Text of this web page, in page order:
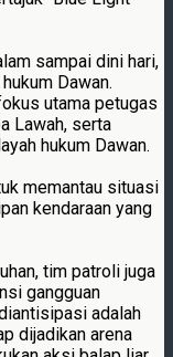
sampai dini hari,
Dawan.
utama petugas
Lawah, serta
hukum Dawan.
memantau situasi
kendaraan yang
tim patroli juga
gangguan
adalah
dijadikan arena